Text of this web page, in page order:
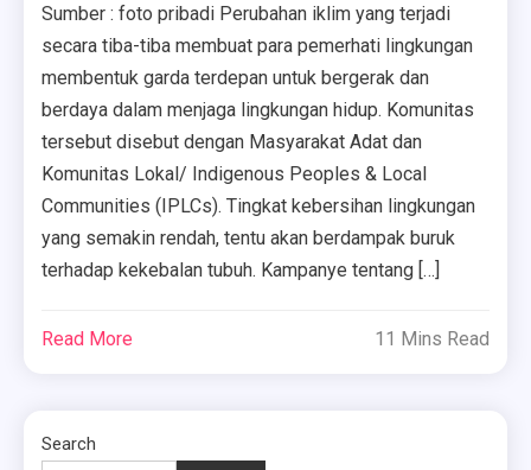
Sumber : foto pribadi Perubahan iklim yang terjadi
secara tiba-tiba membuat para pemerhati lingkungan
membentuk garda terdepan untuk bergerak dan
berdaya dalam menjaga lingkungan hidup. Komunitas
tersebut disebut dengan Masyarakat Adat dan
Komunitas Lokal/ Indigenous Peoples & Local
Communities (IPLCs). Tingkat kebersihan lingkungan
yang semakin rendah, tentu akan berdampak buruk
terhadap kekebalan tubuh. Kampanye tentang […]
Read More 11 Mins Read
Search